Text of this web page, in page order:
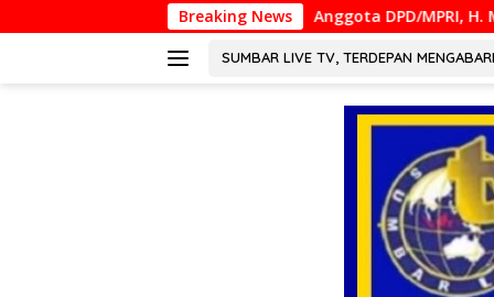
ke
Breaking News
Anggota DPD/MPRI, H. Muslim M. Yatim,Lc. MM,
SUMBAR LIVE TV, TERDEPAN